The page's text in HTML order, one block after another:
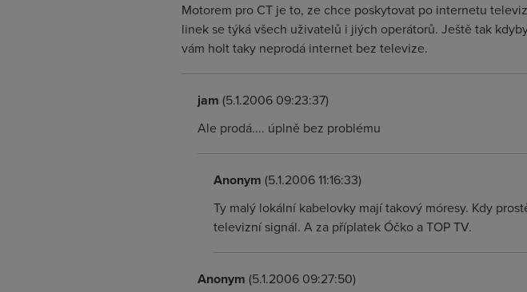
Motorem pro CT je to, ze chce poskytovat po internetu
linek se týká všech uživatelů i jiých operátorů. Ještě tak
vám holt taky neprodá internet bez televize.
jam (5.1.2006 09:23:37)
Ale prodá.... úplně bez problému
Anonym (5.1.2006 11:16:33)
Ty malý lokální kabelovky mají takový móresy. Kdy
televizní signál. A za příplatek Óčko a TOP TV.
Anonym (5.1.2006 09:27:50)